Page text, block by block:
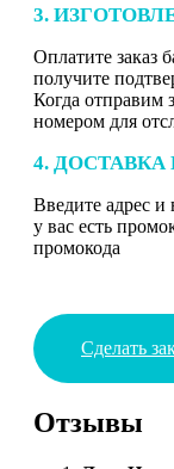
3.
Оплатите заказ
получите
Когда отправим
номером для
4. ДОСТАВКА
Введите адрес и
у вас есть
промокода
Сделать
Отзывы